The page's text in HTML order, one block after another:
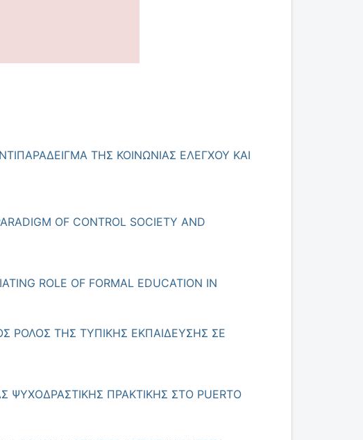
ΤΗΣ ΚΟΙΝΩΝΙΑΣ ΕΛΕΓΧΟΥ ΚΑΙ
OF CONTROL SOCIETY AND
ROLE OF FORMAL EDUCATION IN
ΡΟΛΟΣ ΤΗΣ ΤΥΠΙΚΗΣ ΕΚΠΑΙΔΕΥΣΗΣ ΣΕ
ΨΥΧΟΔΡΑΣΤΙΚΗΣ ΠΡΑΚΤΙΚΗΣ ΣΤΟ PUERTO